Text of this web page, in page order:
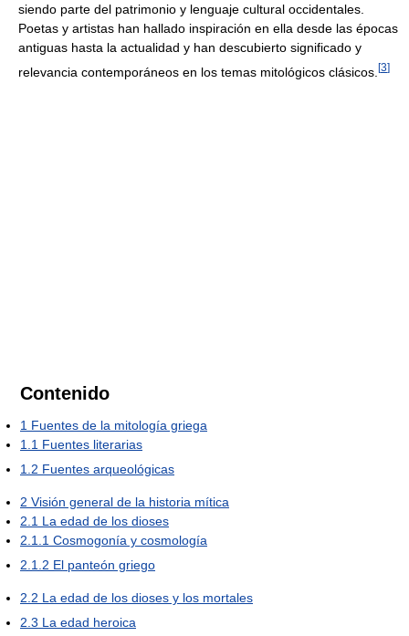
siendo parte del patrimonio y lenguaje cultural occidentales.
Poetas y artistas han hallado inspiración en ella desde las épocas
antiguas hasta la actualidad y han descubierto significado y
relevancia contemporáneos en los temas mitológicos clásicos. [3]
Contenido
1 Fuentes de la mitología griega
1.1 Fuentes literarias
1.2 Fuentes arqueológicas
2 Visión general de la historia mítica
2.1 La edad de los dioses
2.1.1 Cosmogonía y cosmología
2.1.2 El panteón griego
2.2 La edad de los dioses y los mortales
2.3 La edad heroica